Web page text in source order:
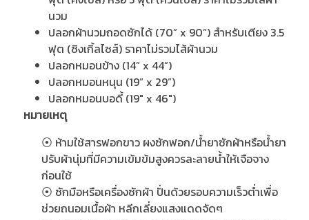
นวม
ปลอกผ้านวมถอดซักได้ (70” x 90”) สำหรับเตียง 3.5
ฟุต (ซิงเกิ้ลไซส์) ราคาไม่รวมไส้ผ้านวม
ปลอกหมอนข้าง (14” x 44”)
ปลอกหมอนหนุน (19” x 29”)
ปลอกหมอนบอดี้ (19" x 46")
หมายเหตุ
⦿ ห้ามใช้สารฟอกขาว ผงซักฟอก/น้ำยาซักผ้าหรือน้ำยา
ปรับผ้านุ่มที่มีความเข้มข้มสูงควรละลายน้ำให้เจือจาง
ก่อนใช้
⦿ ซักมือหรือเครื่องซักผ้า ปั่นด้วยรอบความเร็วต่ำเพื่อ
ช่วยถนอมเนื้อผ้า หลีกเลี่ยงแสงแดดจัดๆ